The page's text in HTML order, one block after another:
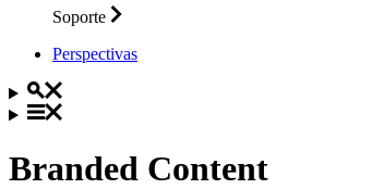
Soporte
Perspectivas
Branded Content